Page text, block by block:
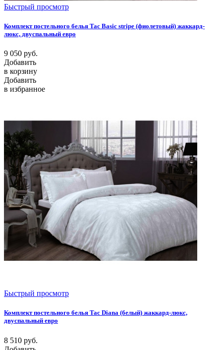
Быстрый просмотр
Комплект постельного белья Tac Basic stripe (фиолетовый) жаккард-
люкс, двуспальный евро
9 050 руб.
Добавить
в корзину
Добавить
в избранное
Быстрый просмотр
Комплект постельного белья Tac Diana (белый) жаккард-люкс,
двуспальный евро
8 510 руб.